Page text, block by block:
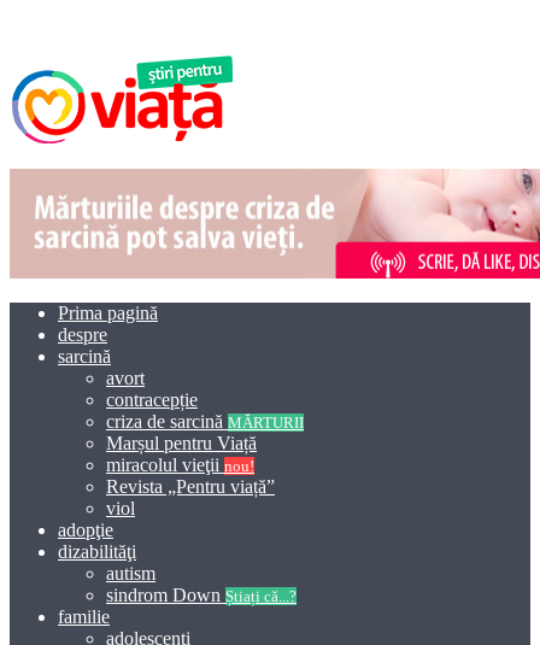
Prima pagină
despre
sarcină
avort
contracepție
criza de sarcină MĂRTURII
Marșul pentru Viață
miracolul vieţii nou!
Revista „Pentru viață”
viol
adopţie
dizabilităţi
autism
sindrom Down Știați că...?
familie
adolescenţi